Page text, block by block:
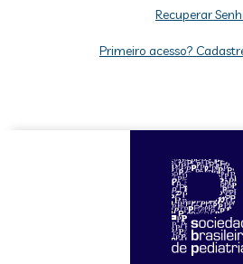
Recuperar
Primeiro acesso?